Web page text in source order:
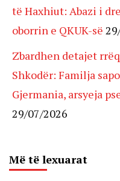
të Haxhiut: Abazi i
oborrin e QKUK-së
Zbardhen detajet
Shkodër: Familja
Gjermania, arsyeja
29/07/2026
Më të lexuarat